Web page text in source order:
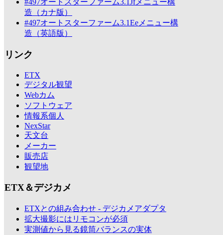
#497オートスターファーム3.1Jfメニュー構
造（カナ版）
#497オートスターファーム3.1Eeメニュー構
造（英語版）
リンク
ETX
デジタル観望
Webカム
ソフトウェア
情報系個人
NexStar
天文台
メーカー
販売店
観望地
ETX＆デジカメ
ETXとの組み合わせ - デジカメアダプタ
拡大撮影にはリモコンが必須
実測値から見る鏡筒バランスの実体